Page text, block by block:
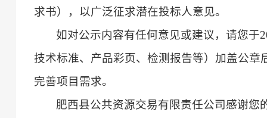
求书），以广泛征求潜在投标人意见。
如对公示内容有任何意见或建议，请您于
技术标准、产品彩页、检测报告等）加盖公章
完善项目需求。
肥西县公共资源交易有限责任公司感谢您